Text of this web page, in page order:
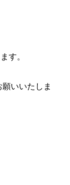
す。
願いいたしま